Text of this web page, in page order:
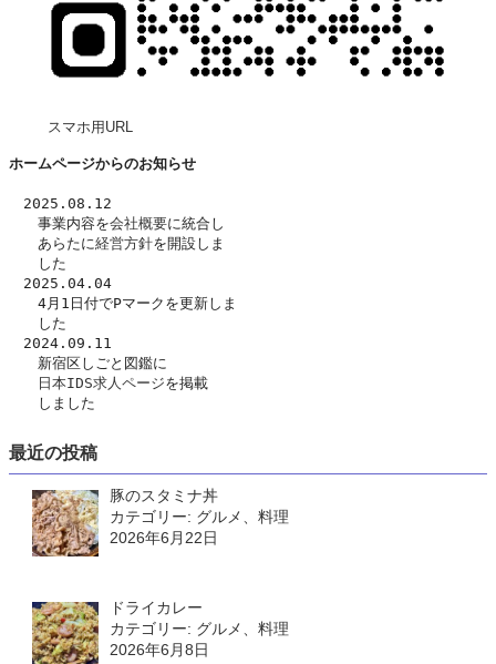
スマホ用URL
ホームページからのお知らせ
2025.08.12
事業内容を会社概要に統合し
あらたに経営方針を開設しま
した
2025.04.04
4月1日付でPマークを更新しま
した
2024.09.11
新宿区しごと図鑑に
日本IDS求人ページを掲載
しました
最近の投稿
豚のスタミナ丼
カテゴリー: グルメ、料理
2026年6月22日
ドライカレー
カテゴリー: グルメ、料理
2026年6月8日